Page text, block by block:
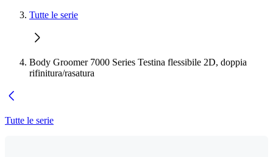
Tutte le serie
Body Groomer 7000 Series Testina flessibile 2D, doppia
rifinitura/rasatura
Tutte le serie